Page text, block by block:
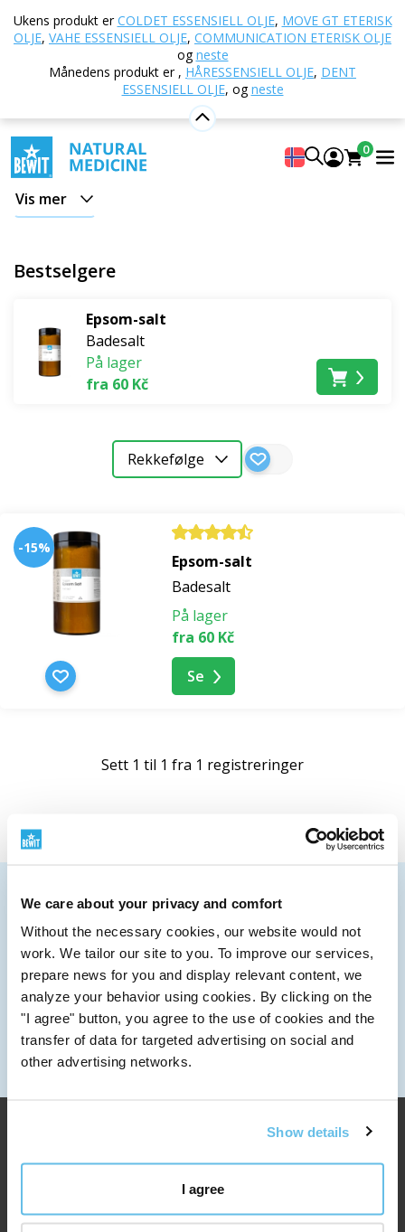
We care about your privacy and comfort
Without the necessary cookies, our website would not
work. We tailor our site to you. To improve our services,
prepare news for you and display relevant content, we
analyze your behavior using cookies. By clicking on the
"I agree" button, you agree to the use of cookies and the
transfer of data for targeted advertising on social and
other advertising networks.
Show details
I agree
Ukens produkt erCOLDET ESSENSIELL OLJE, MOVE GT ETERISK
OLJE, VAHE ESSENSIELL OLJE, COMMUNICATION ETERISK OLJE
ogneste
Månedens produkt er , HÅRESSENSIELL OLJE, DENT
ESSENSIELL OLJE, ogneste
0
Hjem E-butikk
Badesalt
Badesalt
Havsalt har gunstige effekter på kroppen vår.
Badesalt fra Dødehavet
Nyt fordelene med Dødehavets gunstige havsalt
saltsjøen er en svært velgjørende og effektiv
kroppen på mange nivåer. Dødehavssalt inneholder for
det meste magnesiumklorid og har en bitter smak, noe
som gjør det uegnet på kjøkkenet. Dødehavssalt kan
brukes i pleieritualene dine. Med BEWITs Dødehavssalt
Velværebehandlinger med badesalt
fra Dødehavet
Havbadesalt har blitt brukt siden antikken i spa,
kosmetikk og medisin.
Dens gunstige effekter kan
i innpakninger, men også
Unn deg et varmt bad med havsalt og ta vare på
kroppen din. Takket være det unike mineralinnholdet
Den giravslapping og passer for alle
Badesalt fra Dødehavet er egnet forsensitiv
medproblematisk hud.Ved regelmessige bad eller
innpakninger trenger Dødehavssaltet dypt inn i huden,
der det virkermeden sjelden sammensetning av
mineralerog sporstoffer.Det forbedrer
cellefuktigheten samtidig somdethar evnen til å rense
ogavgifte. Den gunstige sammensetningen av
badesalt fra Dødehavet er også egnet til å myke opp
vakker med våre produkter fra Dødehavet.
Vis mer
Bestselgere
Epsom-salt
Badesalt
På lager
fra 60 Kč
Rekkefølge
-15%
Epsom-salt
Badesalt
På lager
fra 60 Kč
Se
Sett 1 til 1 fra 1 registreringer
VI SENDER OVER HELE VERDEN
Mer informasjon om transport
SKRIV TIL OSS
info@bewit.love
RING OSS
+420 552 305 105
ARBEIDSTID
Mandag til fredag: 7:30 - 15:00